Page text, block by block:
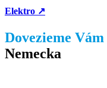
Elektro ↗
Dovezieme Vám
Nemecka